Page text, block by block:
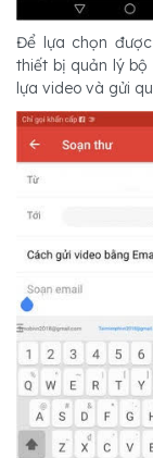
Để lựa chọn
thiết bị quản lý bộ
lựa video và gửi